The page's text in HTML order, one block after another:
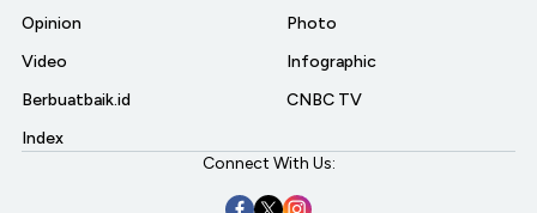
Opinion
Video
Berbuatbaik.id
Index
Photo
Infographic
CNBC TV
Connect With Us: